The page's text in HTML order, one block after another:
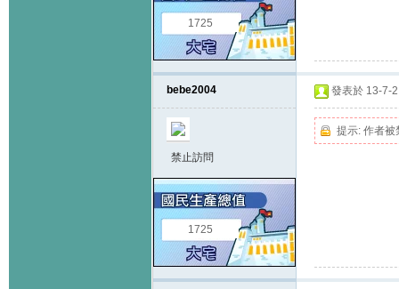
1725
bebe2004
禁止訪問
1725
發表於 13-7-
提示: 作者被